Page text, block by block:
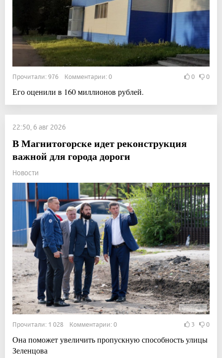
Прочитали: 976 Комментарии: 0 0 0
Его оценили в 160 миллионов рублей.
22:50, 6 авг 2026
В Магнитогорске идет реконструкция
важной для города дороги
Новости
Прочитали: 1 028 Комментарии: 0 3 0
Она поможет увеличить пропускную способность улицы
Зеленцова